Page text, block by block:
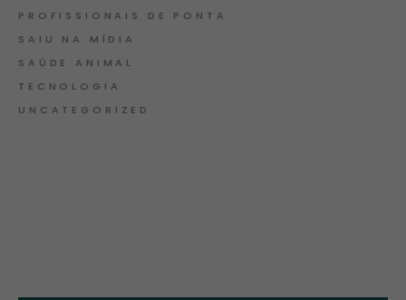
PROFISSIONAIS DE PONTA
SAIU NA MÍDIA
SAÚDE ANIMAL
TECNOLOGIA
UNCATEGORIZED